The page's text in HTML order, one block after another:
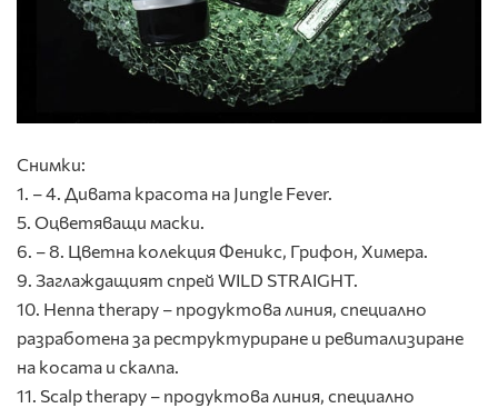
Снимки:
1. – 4. Дивата красота на Jungle Fever.
5. Оцветяващи маски.
6. – 8. Цветна колекция Феникс, Грифон, Химера.
9. Заглаждащият спрей WILD STRAIGHT.
10. Henna therapy – продуктова линия, специално
разработена за реструктуриране и ревитализиране
на косата и скалпа.
11. Scalp therapy – продуктова линия, специално